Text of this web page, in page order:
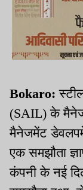
Bokaro:
(SAIL) के
मैनेजमेंट
एक समझौता
कंपनी के नई